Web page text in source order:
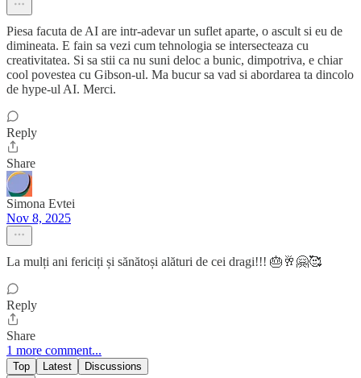
Piesa facuta de AI are intr-adevar un suflet aparte, o ascult si eu de
dimineata. E fain sa vezi cum tehnologia se intersecteaza cu
creativitatea. Si sa stii ca nu suni deloc a bunic, dimpotriva, e chiar
cool povestea cu Gibson-ul. Ma bucur sa vad si abordarea ta dincolo
de hype-ul AI. Merci.
Reply
Share
Simona Evtei
Nov 8, 2025
La mulți ani fericiți și sănătoși alături de cei dragi!!! 🎂🥂🤗🥰
Reply
Share
1 more comment...
Top Latest Discussions